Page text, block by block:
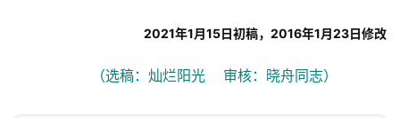
2021年1月15日初稿，2016年1月23日修改
（选稿：灿烂阳光    审核：晓舟同志）